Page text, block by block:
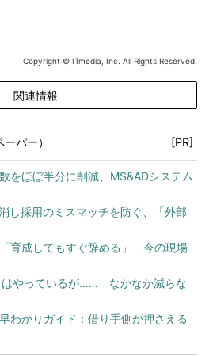
Copyright © ITmedia, Inc. All Rights Reserved.
関連情報
パー） [PR]
をほぼ半分に削減、MS&ADシステム
し採用のミスマッチを防ぐ、「外部
「育成してもすぐ辞める」 今の現場
はやっているが…… なかなか減らな
わかりガイド：借り手側が押さえる